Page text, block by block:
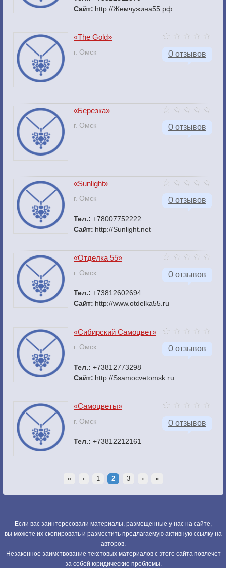
Сайт: http://Жемчужина55.рф
0 отзывов
«The Gold»
г. Омск
0 отзывов
«Березка»
г. Омск
0 отзывов
«Sunlight»
г. Омск
Тел.: +78007752222
Сайт: http://Sunlight.net
0 отзывов
«Отделка 55»
г. Омск
Тел.: +73812602694
Сайт: http://www.otdelka55.ru
0 отзывов
«Сибирский Самоцвет»
г. Омск
Тел.: +73812773298
Сайт: http://Ssamocvetomsk.ru
0 отзывов
«Самоцветы»
г. Омск
Тел.: +73812212161
« ‹ 1 2 3 › »
Если вас заинтересовали материалы, размещенные у нас на сайте,
вы можете их скопировать и разместить предлагаемую активную ссылку на
авторов.
Незаконное заимствование текстовых материалов с этого сайта повлечет
за собой юридические проблемы.